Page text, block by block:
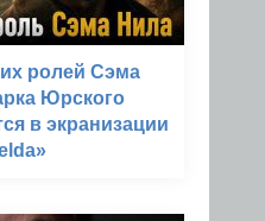
ролей Сэма
Юрского
в экранизации